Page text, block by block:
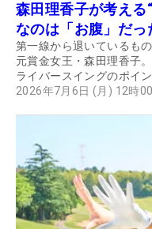
森田理香子が考え
なのは「お腹」だっ
第一線から退いているも
元賞金女王・森田理香子
ライバースイングのポイ
いた。
2026年7月6日 (月) 12時